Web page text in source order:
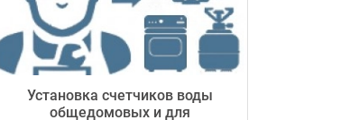
Установка счетчиков воды
общедомовых и для